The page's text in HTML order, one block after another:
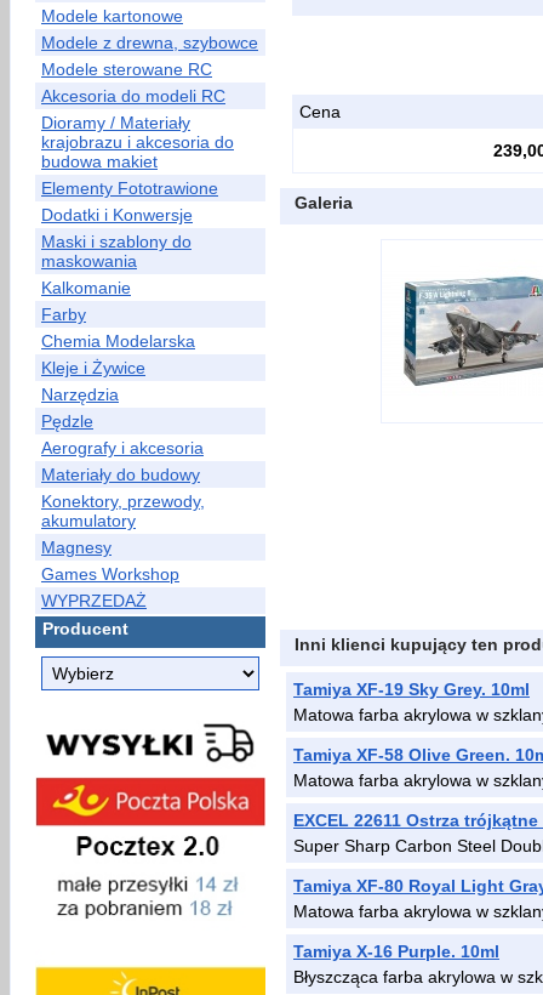
Modele kartonowe
Modele z drewna, szybowce
Modele sterowane RC
Akcesoria do modeli RC
Dioramy / Materiały
krajobrazu i akcesoria do
budowa makiet
Elementy Fototrawione
Dodatki i Konwersje
Maski i szablony do
maskowania
Kalkomanie
Farby
Chemia Modelarska
Kleje i Żywice
Narzędzia
Pędzle
Aerografy i akcesoria
Materiały do budowy
Konektory, przewody,
akumulatory
Magnesy
Games Workshop
WYPRZEDAŻ
Producent
Cena
Galeria
Inni klienci kupujący ten
Tamiya XF-19 Sky Grey. 10ml
Matowa farba akrylowa w
Tamiya XF-58 Olive Green.
Matowa farba akrylowa w
EXCEL 22611 Ostrza
Super Sharp Carbon Steel
Tamiya XF-80 Royal Light
Matowa farba akrylowa w
Tamiya X-16 Purple. 10ml
Błyszcząca farba akrylowa w